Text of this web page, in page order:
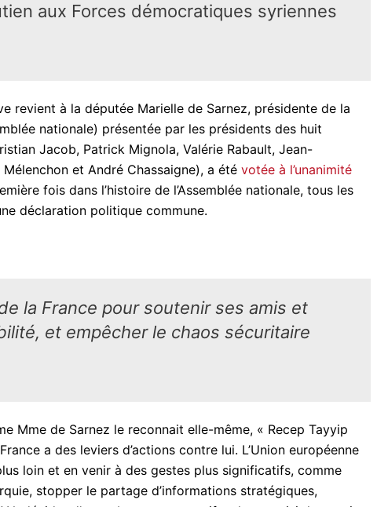
aux Forces démocratiques syriennes
revient à la députée Marielle de Sarnez, présidente de la
nationale) présentée par les présidents des huit
Jacob, Patrick Mignola, Valérie Rabault, Jean-
et André Chassaigne), a été votée à l’unanimité
fois dans l’histoire de l’Assemblée nationale, tous les
déclaration politique commune.
la France pour soutenir ses amis et
et empêcher le chaos sécuritaire
Mme de Sarnez le reconnait elle-même, « Recep Tayyip
a des leviers d’actions contre lui. L’Union européenne
loin et en venir à des gestes plus significatifs, comme
stopper le partage d’informations stratégiques,